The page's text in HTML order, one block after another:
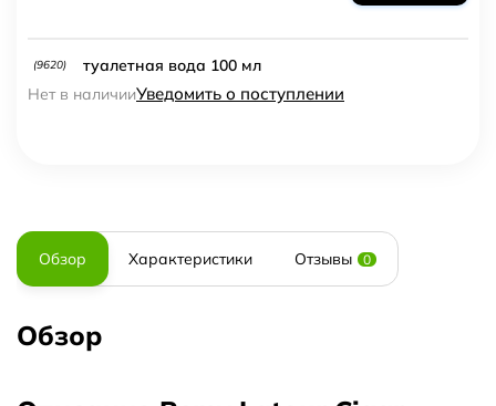
(9620)
туалетная вода 100 мл
Нет в наличииУведомить о поступлении
Обзор Характеристики Отзывы 0
Обзор